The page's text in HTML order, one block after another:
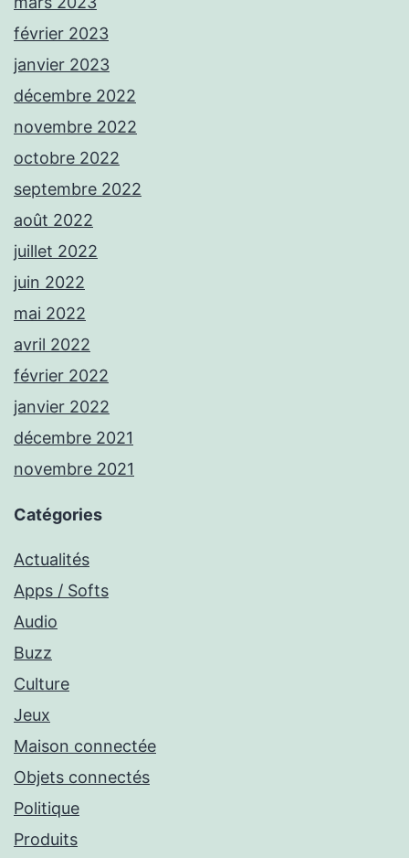
février 2023
janvier 2023
décembre 2022
novembre 2022
octobre 2022
septembre 2022
août 2022
juillet 2022
juin 2022
mai 2022
avril 2022
février 2022
janvier 2022
décembre 2021
novembre 2021
Catégories
Actualités
Apps / Softs
Audio
Buzz
Culture
Jeux
Maison connectée
Objets connectés
Politique
Produits